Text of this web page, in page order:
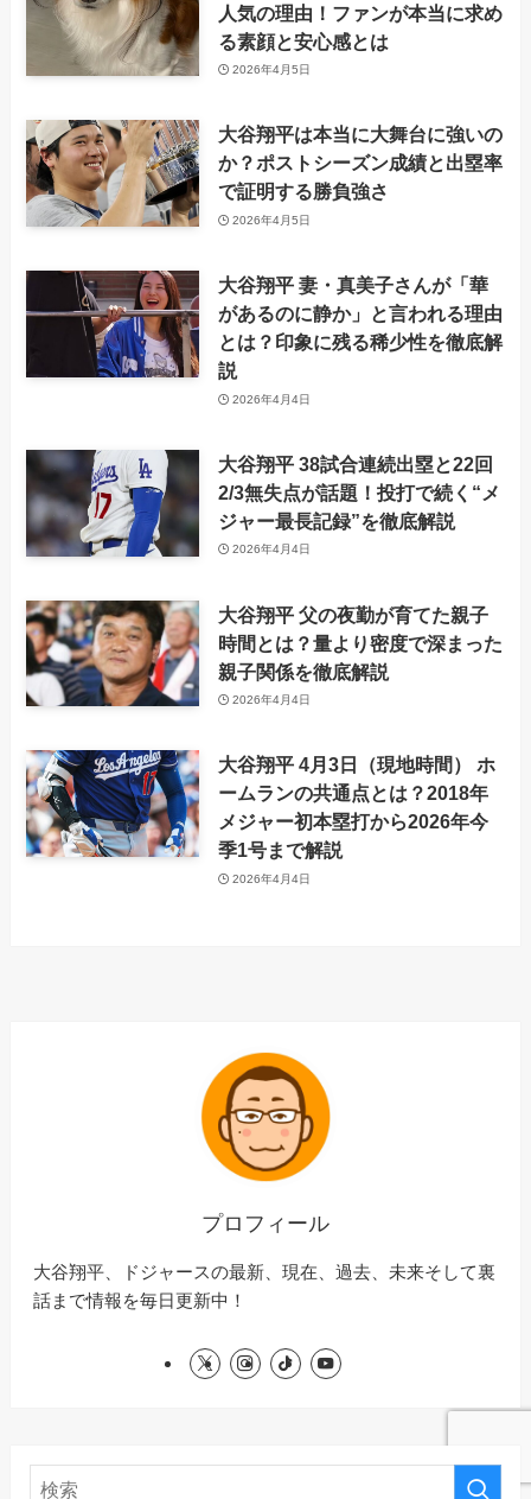
人気の理由！ファンが本当に求め
る素顔と安心感とは
2026年4月5日
大谷翔平は本当に大舞台に強いの
か？ポストシーズン成績と出塁率
で証明する勝負強さ
2026年4月5日
大谷翔平 妻・真美子さんが「華
があるのに静か」と言われる理由
とは？印象に残る稀少性を徹底解
説
2026年4月4日
大谷翔平 38試合連続出塁と22回
2/3無失点が話題！投打で続く“メ
ジャー最長記録”を徹底解説
2026年4月4日
大谷翔平 父の夜勤が育てた親子
時間とは？量より密度で深まった
親子関係を徹底解説
2026年4月4日
大谷翔平 4月3日（現地時間） ホ
ームランの共通点とは？2018年
メジャー初本塁打から2026年今
季1号まで解説
2026年4月4日
プロフィール
大谷翔平、ドジャースの最新、現在、過去、未来そして裏
話まで情報を毎日更新中！